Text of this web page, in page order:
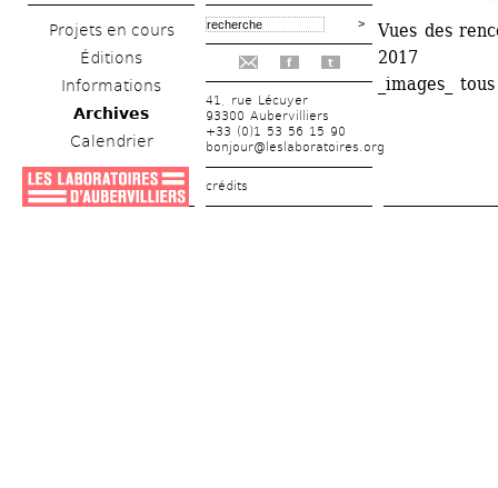
Projets en cours
Éditions
Informations
Archives
Calendrier
f t
41, rue Lécuyer
93300 Aubervilliers
+33 (0)1 53 56 15 90
bonjour@leslaboratoires.org
crédits
Vues des
2017
_images_